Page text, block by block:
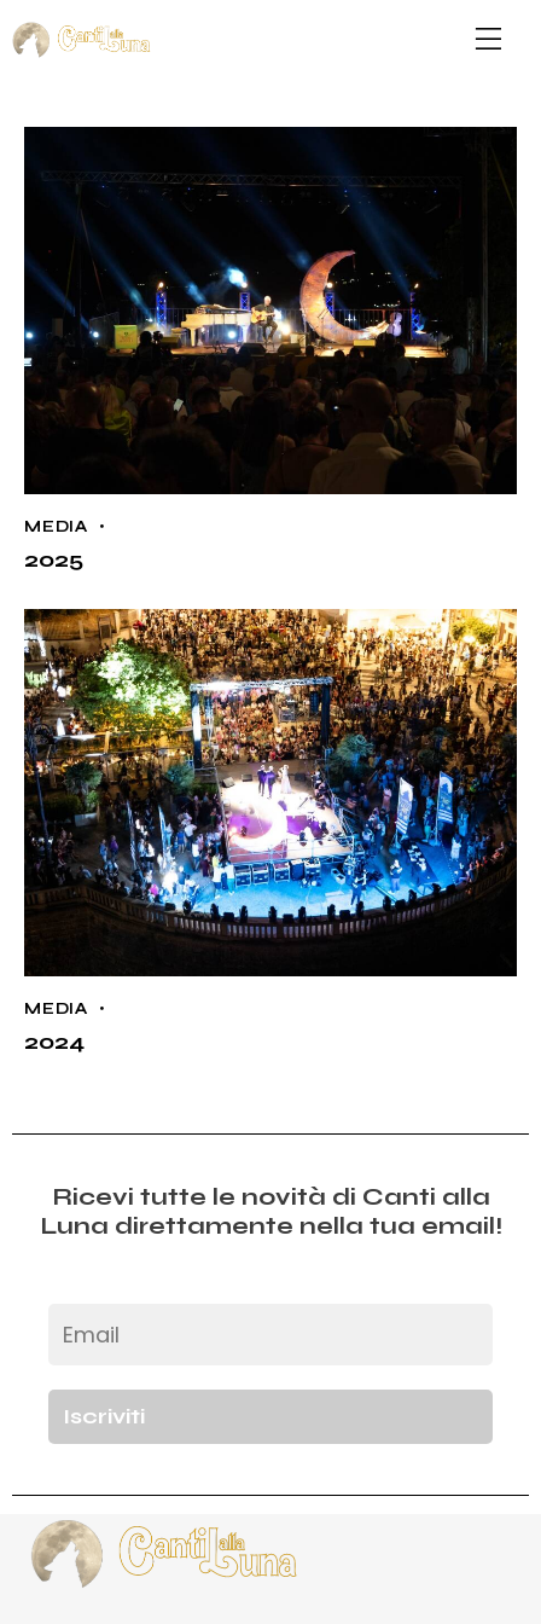
MEDIA
2025
MEDIA
2024
Ricevi tutte le novità di Canti alla
Luna direttamente nella tua email!